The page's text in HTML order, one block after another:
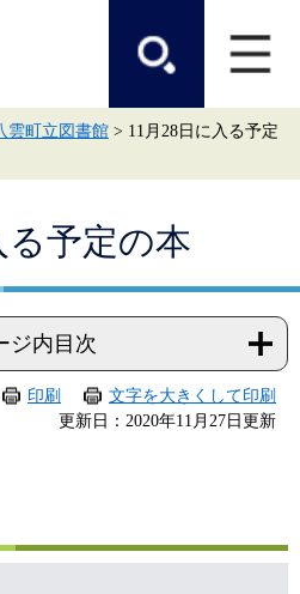
雲町立図書館 > 11月28日に入る予定
る予定の本
ジ内目次
印刷
文字を大きくして印刷
更新日：2020年11月27日更新